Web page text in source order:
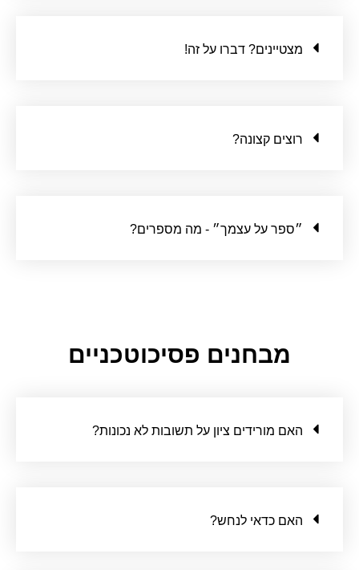
מצטיינים? דברו על זה!
רוצים קצונה?
״ספר על עצמך״ - מה מספרים?
מבחנים פסיכוטכניים
האם מורידים ציון על תשובות לא נכונות?
האם כדאי לנחש?